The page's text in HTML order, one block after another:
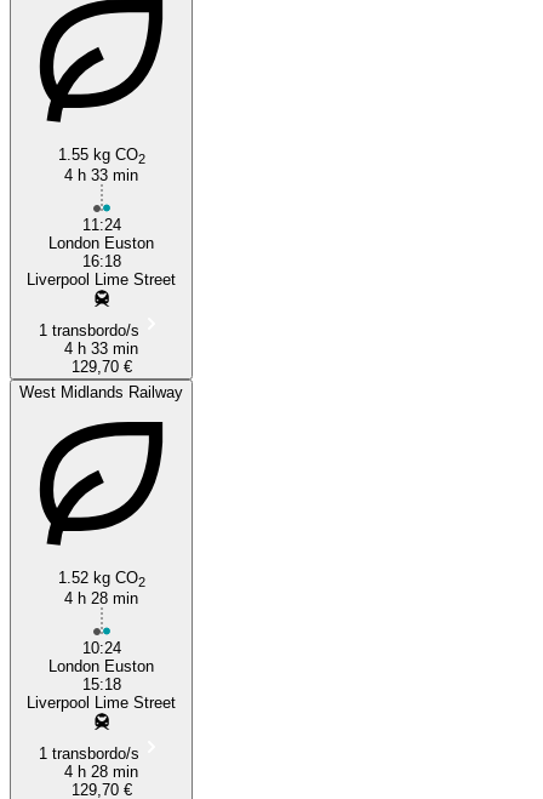
1.55 kg CO2
4 h 33 min
11:24
London Euston
16:18
Liverpool Lime Street
1 transbordo/s
4 h 33 min
129,70 €
West Midlands Railway
1.52 kg CO2
4 h 28 min
10:24
London Euston
15:18
Liverpool Lime Street
1 transbordo/s
4 h 28 min
129,70 €